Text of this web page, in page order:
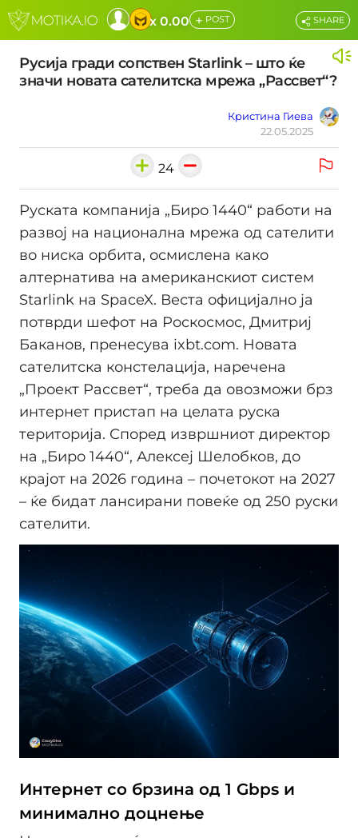
x 0.00 + POST
Русија гради сопствен Starlink – што ќе
значи новата сателитска мрежа „Рассвет“?
Кристина Гиева
22.05.2025
SHARE
24
Руската компанија „Биро 1440“ работи на
развој на национална мрежа од сателити
во ниска орбита, осмислена како
алтернатива на американскиот систем
Starlink на SpaceX. Веста официјално ја
потврди шефот на Роскосмос, Дмитриј
Баканов, пренесува ixbt.com. Новата
сателитска констелација, наречена
„Проект Рассвет“, треба да овозможи брз
интернет пристап на целата руска
територија. Според извршниот директор
на „Биро 1440“, Алексеј Шелобков, до
крајот на 2026 година – почетокот на 2027
– ќе бидат лансирани повеќе од 250 руски
сателити.
Интернет со брзина од 1 Gbps и
минимално доцнење